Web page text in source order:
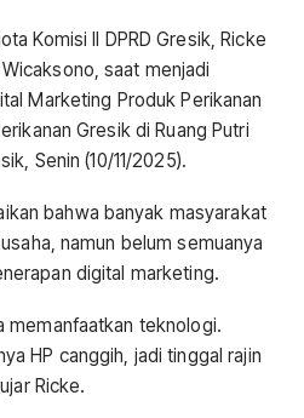
Komisi II DPRD Gresik, Ricke
saat menjadi
Marketing Produk Perikanan
Gresik di Ruang Putri
Senin (10/11/2025).
bahwa banyak masyarakat
namun belum semuanya
digital marketing.
memanfaatkan teknologi.
HP canggih, jadi tinggal rajin
Ricke.